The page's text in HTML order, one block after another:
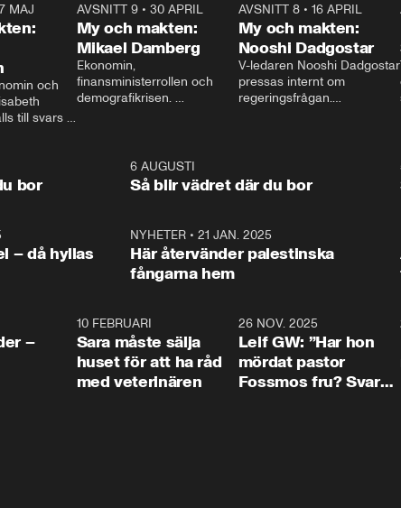
MAJ
och
till svars
AVSNITT 9• 30 APRIL
My och makten:
Mikael Damberg
Ekonomin,
finansministerrollen och
demografikrisen.
och Makten.
AVSNITT 8• 16 APRIL
My och makten:
Nooshi Dadgostar
V-ledaren Nooshi Dadgostar
pressas internt om
regeringsfrågan.
– Vi ställer upp i val. Ska vi
vara med så sitter vi förstås
1:06
bor
6 AUGUSTI
Så blir vädret där du bor
– då hyllas
NYHETER •21 JAN. 2025
Här återvänder palestinska
fångarna hem
–
10 FEBRUARI
Sara måste sälja
huset för att ha råd
med veterinären
26 NOV. 2025
Leif GW: ”Har hon
mördat pastor
Fossmos fru? Svar